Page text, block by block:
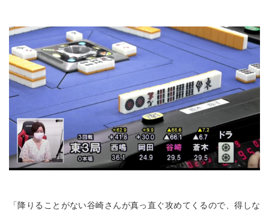
「降りることがない谷崎さんが真っ直ぐ攻めてくるので、得しな